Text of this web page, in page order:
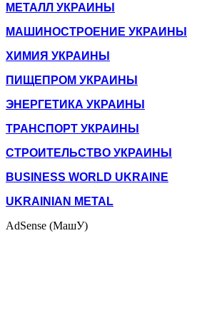
МЕТАЛЛ УКРАИНЫ
МАШИНОСТРОЕНИЕ УКРАИНЫ
ХИМИЯ УКРАИНЫ
ПИЩЕПРОМ УКРАИНЫ
ЭНЕРГЕТИКА УКРАИНЫ
ТРАНСПОРТ УКРАИНЫ
СТРОИТЕЛЬСТВО УКРАИНЫ
BUSINESS WORLD UKRAINE
UKRAINIAN METAL
AdSense (МашУ)